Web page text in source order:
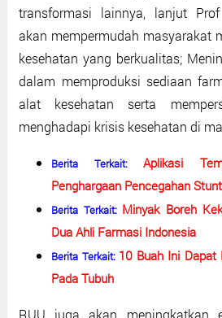
transformasi lainnya, lanjut
akan mempermudah masyarakat
kesehatan yang berkualitas;
dalam memproduksi sediaan
alat kesehatan serta
menghadapi krisis kesehatan di
Berita Terkait: Aplikasi
Penghargaan Pencegahan
Berita Terkait: Minyak Boreh
Dua Ahli Farmasi Indonesia
Berita Terkait: 10 Buah Ini Dapat
Pada Tubuh